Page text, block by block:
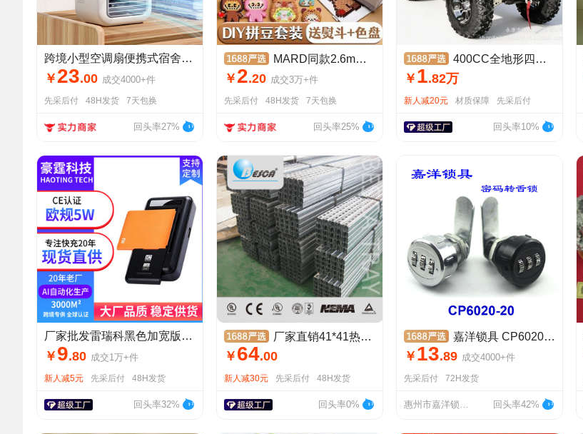
跨境小型空调扇便携式宿舍喷雾冷风机加湿电风扇桌面移动冷风扇
￥ 23.00 成交4000+件
先采后付 48H发货 7天包换
回头率27%
MARD同款2.6mm融合豆拼豆豆手工diy材料立体益智玩具高品质拼豆
￥ 2.20 成交3万+件
先采后付 48H发货 7天包换
回头率25%
400CC全地形四驱沙滩车电喷水四轮车独立悬挂越野泥浆电喷自动挡
￥ 1.82万
新人减20元 材质保障 先采后付
回头率10%
厂家批发雷瑞科黑色加宽版新款电池座充充电器USB手机电池充电器
￥ 9.80 成交1万+件
新人减5元 先采后付 48H发货
回头率32%
厂家直销41*41热镀锌 钢制C型钢
￥ 64.00
新人减30元 先采后付 48H发货
回头率0%
嘉洋锁具 CP6020-20 密码转舌锁 信箱锁更衣柜锁 双门柜密码锁
￥ 13.89 成交4000+件
先采后付 72H发货
惠州市嘉洋锁具有限公司 回头率42%